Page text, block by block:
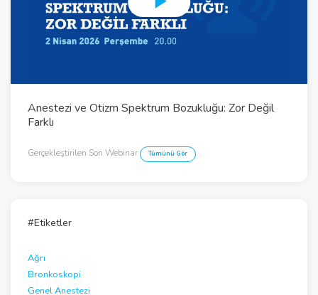
P
l
y
V
i
d
Anestezi ve Otizm Spektrum Bozukluğu: Zor Değil
Farklı
Gerçekleştirilen Son Webinar Tümünü Gör
#Etiketler
Ağrı
Bronkoskopi
Genel Anestezi